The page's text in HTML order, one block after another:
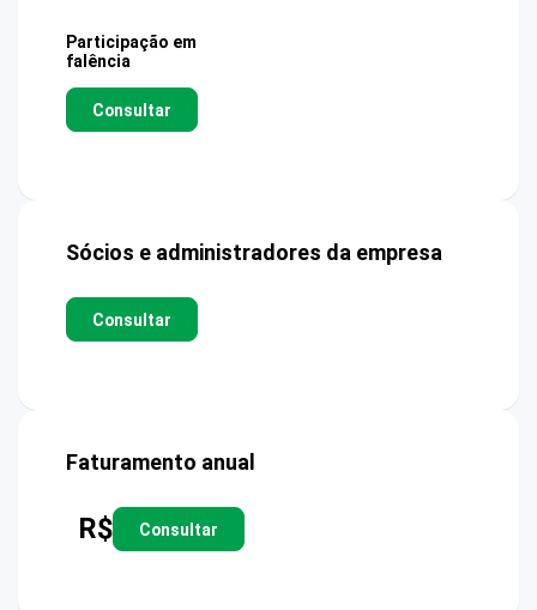
Participação em
falência
Consultar
Sócios e administradores da empresa
Consultar
Faturamento anual
R$ Consultar